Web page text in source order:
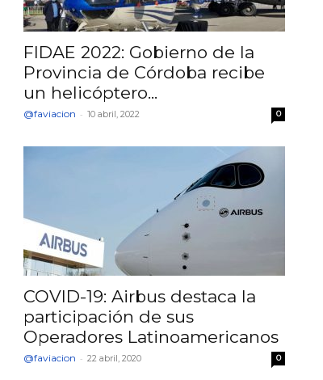
FIDAE 2022: Gobierno de la
Provincia de Córdoba recibe
un helicóptero...
@faviacion - 10 abril, 2022 0
COVID-19: Airbus destaca la
participación de sus
Operadores Latinoamericanos
@faviacion - 22 abril, 2020 0